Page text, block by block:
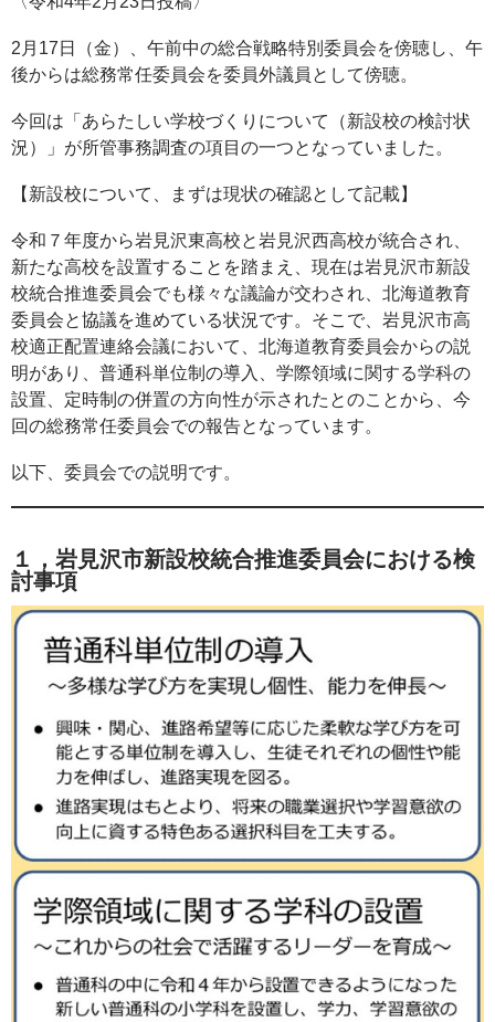
2月17日（金）、午前中の総合戦略特別委員会を傍聴し、午
後からは総務常任委員会を委員外議員として傍聴。
今回は「あらたしい学校づくりについて（新設校の検討状
況）」が所管事務調査の項目の一つとなっていました。
【新設校について、まずは現状の確認として記載】
令和７年度から岩見沢東高校と岩見沢西高校が統合され、
新たな高校を設置することを踏まえ、現在は岩見沢市新設
校統合推進委員会でも様々な議論が交わされ、北海道教育
委員会と協議を進めている状況です。そこで、岩見沢市高
校適正配置連絡会議において、北海道教育委員会からの説
明があり、普通科単位制の導入、学際領域に関する学科の
設置、定時制の併置の方向性が示されたとのことから、今
回の総務常任委員会での報告となっています。
以下、委員会での説明です。
１，岩見沢市新設校統合推進委員会における検
討事項